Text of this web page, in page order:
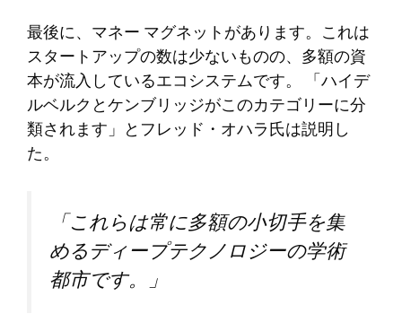
最後に、マネー マグネットがあります。これは
スタートアップの数は少ないものの、多額の資
本が流入しているエコシステムです。 「ハイデ
ルベルクとケンブリッジがこのカテゴリーに分
類されます」とフレッド・オハラ氏は説明し
た。
「これらは常に多額の小切手を集
めるディープテクノロジーの学術
都市です。」